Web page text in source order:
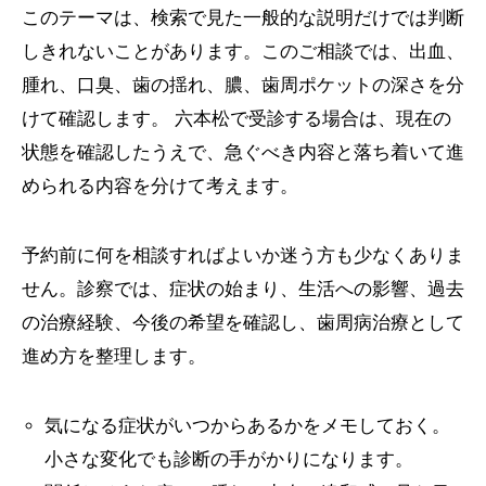
このテーマは、検索で見た一般的な説明だけでは判断
しきれないことがあります。このご相談では、出血、
腫れ、口臭、歯の揺れ、膿、歯周ポケットの深さを分
けて確認します。 六本松で受診する場合は、現在の
状態を確認したうえで、急ぐべき内容と落ち着いて進
められる内容を分けて考えます。
予約前に何を相談すればよいか迷う方も少なくありま
せん。診察では、症状の始まり、生活への影響、過去
の治療経験、今後の希望を確認し、歯周病治療として
進め方を整理します。
気になる症状がいつからあるかをメモしておく。
小さな変化でも診断の手がかりになります。